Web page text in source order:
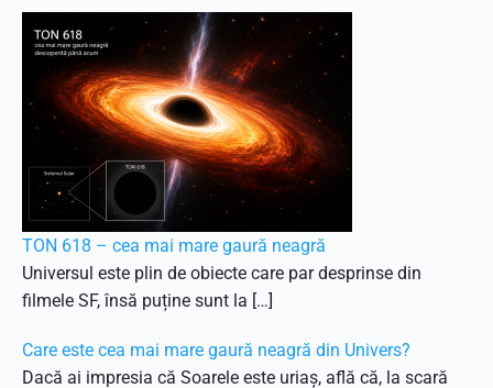
TON 618 – cea mai mare gaură neagră
Universul este plin de obiecte care par desprinse din
filmele SF, însă puține sunt la […]
Care este cea mai mare gaură neagră din Univers?
Dacă ai impresia că Soarele este uriaș, află că, la scară